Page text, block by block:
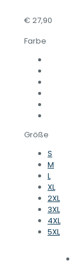
€ 27,90
Farbe
Größe
S
M
L
XL
2XL
3XL
4XL
5XL